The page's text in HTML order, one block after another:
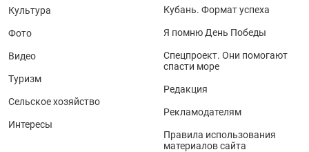
Культура
Фото
Видео
Туризм
Сельское хозяйство
Интересы
Кубань. Формат успеха
Я помню День Победы
Спецпроект. Они помогают
спасти море
Редакция
Рекламодателям
Правила использования
материалов сайта